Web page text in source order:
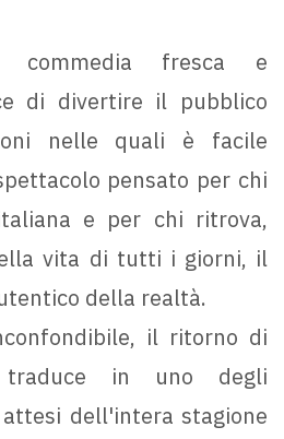
fresca e
di divertire il pubblico
nelle quali è facile
pensato per chi
e per chi ritrova,
vita di tutti i giorni, il
della realtà.
il ritorno di
in uno degli
dell'intera stagione